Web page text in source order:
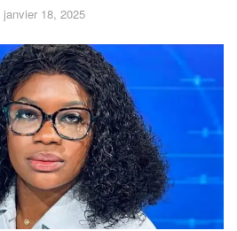
janvier 18, 2025